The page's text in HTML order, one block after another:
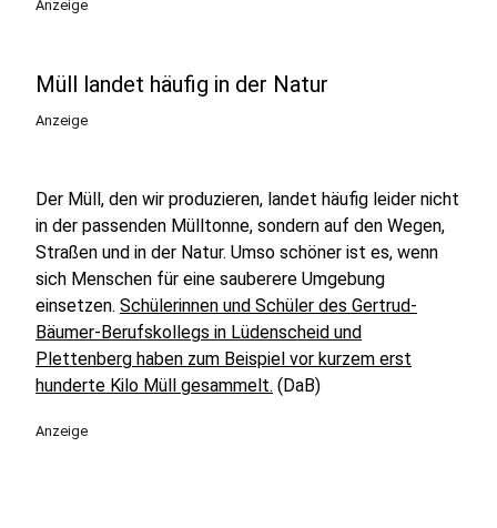
Anzeige
Müll landet häufig in der Natur
Anzeige
Der Müll, den wir produzieren, landet häufig leider nicht
in der passenden Mülltonne, sondern auf den Wegen,
Straßen und in der Natur. Umso schöner ist es, wenn
sich Menschen für eine sauberere Umgebung
einsetzen. Schülerinnen und Schüler des Gertrud-
Bäumer-Berufskollegs in Lüdenscheid und
Plettenberg haben zum Beispiel vor kurzem erst
hunderte Kilo Müll gesammelt. (DaB)
Anzeige